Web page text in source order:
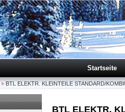
Startseite
» BTL ELEKTR. KLEINTEILE STANDARD/
BTL ELEKTR.